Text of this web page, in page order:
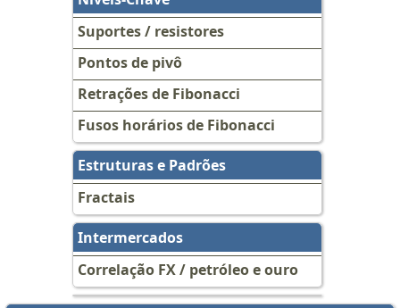
Suportes / resistores
Pontos de pivô
Retrações de Fibonacci
Fusos horários de Fibonacci
Estruturas e Padrões
Fractais
Intermercados
Correlação FX / petróleo e ouro